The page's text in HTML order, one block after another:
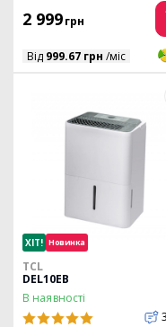
2 999грн
Від 999.67 грн /міс 3
ХІТ! Новинка
TCL
DEL10EB
В наявності
3